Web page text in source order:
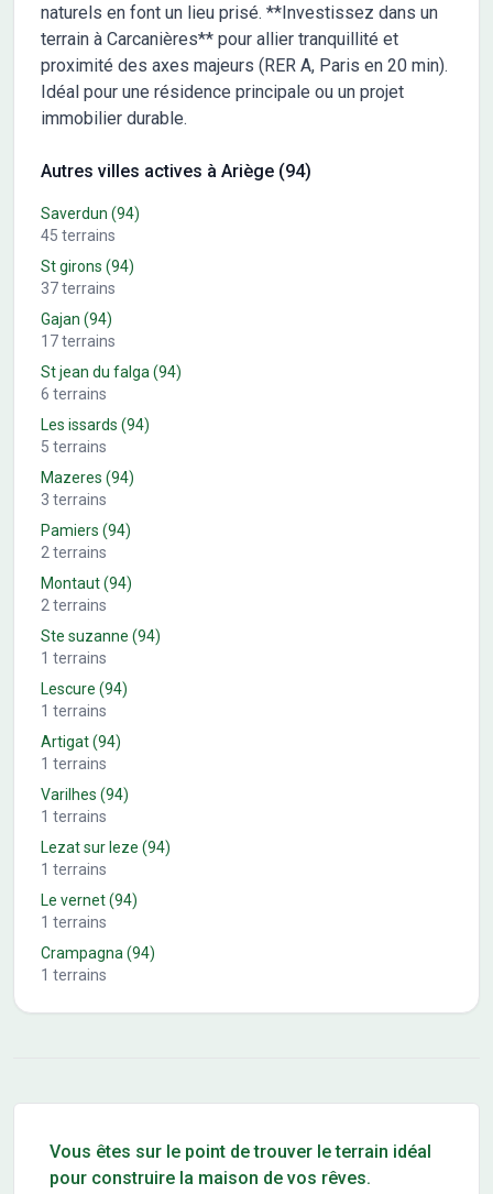
naturels en font un lieu prisé. **Investissez dans un
terrain à Carcanières** pour allier tranquillité et
proximité des axes majeurs (RER A, Paris en 20 min).
Idéal pour une résidence principale ou un projet
immobilier durable.
Autres villes actives à Ariège (94)
Saverdun (94)
45 terrains
St girons (94)
37terrains
Gajan (94)
17terrains
St jean du falga(94)
6 terrains
Les issards (94)
5 terrains
Mazeres (94)
3 terrains
Pamiers (94)
2terrains
Montaut(94)
2terrains
Ste suzanne (94)
1 terrains
Lescure (94)
1 terrains
Artigat(94)
1 terrains
Varilhes (94)
1 terrains
Lezat sur leze (94)
1 terrains
Le vernet(94)
1 terrains
Crampagna(94)
1 terrains
Vous êtes sur le point de trouver le terrain idéal
pour construire la maison de vos rêves.